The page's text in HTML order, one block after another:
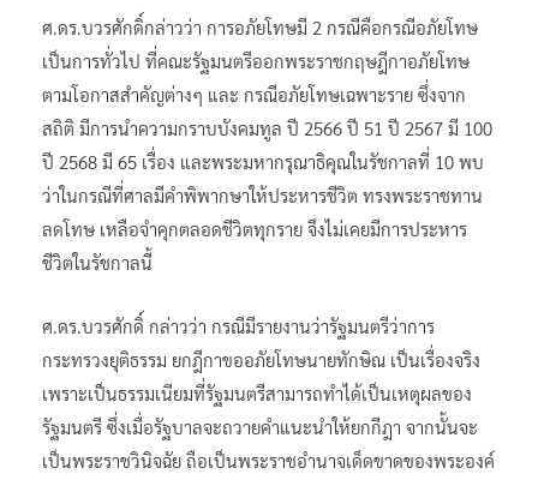
ศ.ดร.บวรศักดิ์​กล่าวว่า การอภัยโทษมี 2 กรณีคือกรณีอภัยโทษ
เป็นการทั่วไป ที่คณะรัฐมนตรีออกพระราชกฤษฎีกาอภัยโทษ
ตามโอกาสสำคัญต่างๆ และ กรณีอภัยโทษเฉพาะราย ซึ่งจาก
สถิติ มีการนำความกราบบังคมทูล ปี 2566 ปี 51 ปี 2567 มี 100
ปี 2568 มี 65 เรื่อง และพระมหากรุณาธิคุณในรัชกาลที่ 10 พบ
ว่าในกรณีที่ศาลมีคำพิพากษาให้ประหารชีวิต ทรงพระราชทาน
ลดโทษ เหลือจำคุกตลอดชีวิตทุกราย จึงไม่เคยมีการประหาร
ชีวิตในรัชกาลนี้
ศ.ดร.บวรศักดิ์​ กล่าวว่า กรณีมีรายงานว่ารัฐมนตรีว่าการ
กระทรวงยุติธรรม ยกฎีกาขออภัยโทษนายทักษิณ เป็นเรื่องจริง
เพราะเป็นธรรมเนียมที่รัฐมนตรีสามารถทำได้เป็นเหตุผลของ
รัฐมนตรี ซึ่งเมื่อรัฐบาลจะถวายคำแนะนำให้ยกกีฎา จากนั้นจะ
เป็นพระราชวินิจฉัย ถือเป็นพระราชอำนาจเด็ดขาดของพระองค์